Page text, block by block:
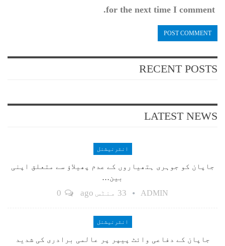
for the next time I comment.
RECENT POSTS
LATEST NEWS
انٹرنیشنل
جاپان کو جوہری ہتھیاروں کے عدم پھیلاؤ سے متعلق اپنی
بین…
ADMIN 33 منٹس ago
انٹرنیشنل
جاپان کے دفاعی وائٹ پیپر پر عالمی برادری کی شدید